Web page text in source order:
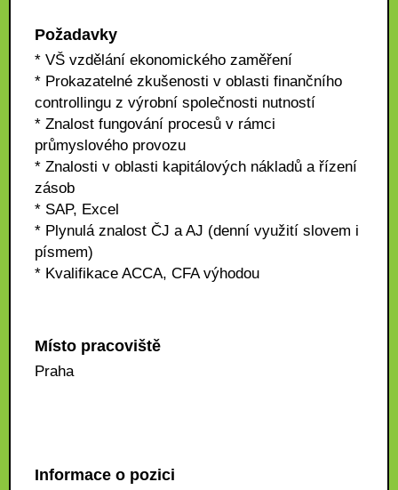
Požadavky
* VŠ vzdělání ekonomického zaměření
* Prokazatelné zkušenosti v oblasti finančního
controllingu z výrobní společnosti nutností
* Znalost fungování procesů v rámci
průmyslového provozu
* Znalosti v oblasti kapitálových nákladů a řízení
zásob
* SAP, Excel
* Plynulá znalost ČJ a AJ (denní využití slovem i
písmem)
* Kvalifikace ACCA, CFA výhodou
Místo pracoviště
Praha
Informace o pozici